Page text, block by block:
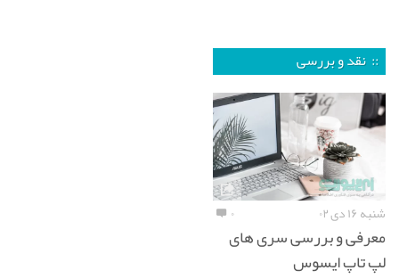
:: نقد و بررسی
شنبه ۱۶ دی ۰۲ ۰
معرفی و بررسی سری های
لپ تاپ ایسوس